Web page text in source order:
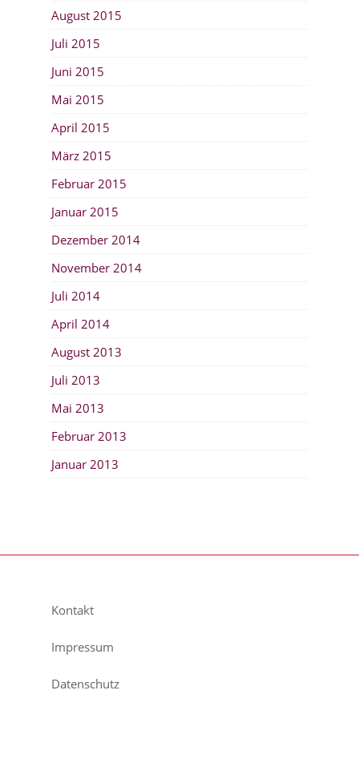
August 2015
Juli 2015
Juni 2015
Mai 2015
April 2015
März 2015
Februar 2015
Januar 2015
Dezember 2014
November 2014
Juli 2014
April 2014
August 2013
Juli 2013
Mai 2013
Februar 2013
Januar 2013
Kontakt
Impressum
Datenschutz